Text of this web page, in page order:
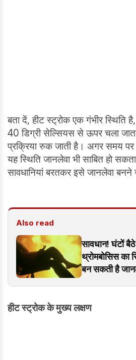
बता दें, हीट स्ट्रोक एक गंभीर स्थिति
40 डिग्री सेल्सियस से ऊपर चला
प्रक्रिया रुक जाती है। अगर समय पर
यह स्थिति जानलेवा भी साबित हो
सावधानियां बरतकर इसे जानलेवा बनने
Also read
सावधान! घंटों
थ्रोमबोसिस का
बन सकती है
हीट स्ट्रोक के मुख्य लक्षण